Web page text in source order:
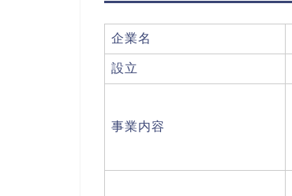
企業名
設立
事業内容